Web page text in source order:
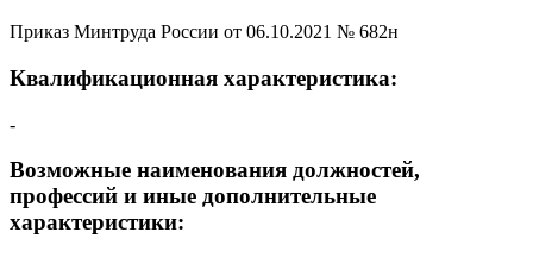
Приказ Минтруда России от 06.10.2021 № 682н
Квалификационная характеристика:
-
Возможные наименования должностей,
профессий и иные дополнительные
характеристики: